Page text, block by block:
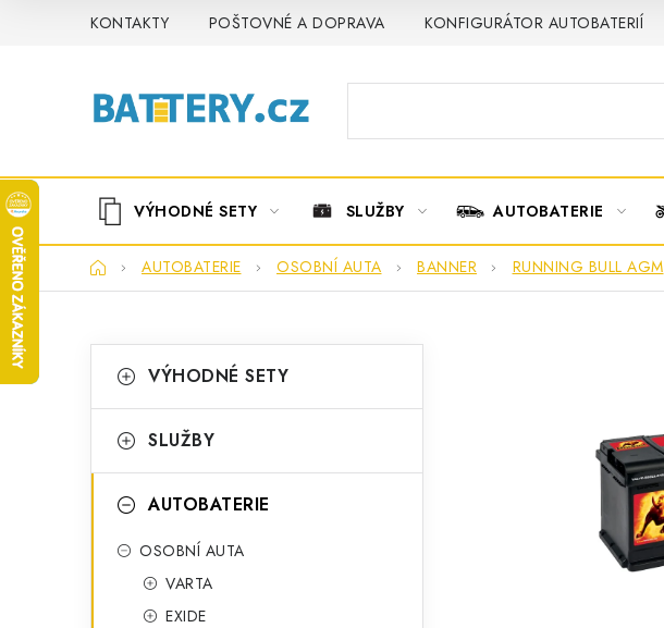
KONTAKTY POŠTOVNÉ A DOPRAVA KONFIGURÁTOR AUTOBATERIÍ
VÝHODNÉ SETY SLUŽBY AUTOBATERIE
DomůAUTOBATERIE OSOBNÍ AUTA BANNER RUNNING BULL AGM
o
t
kategorie
a
e
VÝHODNÉ SETY
SLUŽBY
AUTOBATERIE
OSOBNÍ AUTA
VARTA
EXIDE